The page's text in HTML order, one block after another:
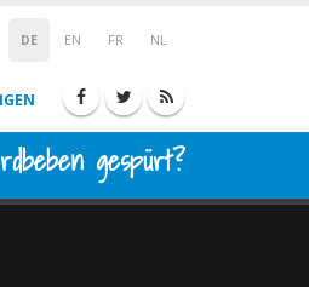
DE EN FR NL
gespürt?